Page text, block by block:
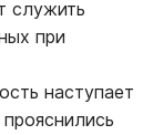
служить
при
наступает